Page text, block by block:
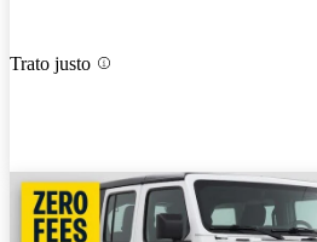
Trato justo